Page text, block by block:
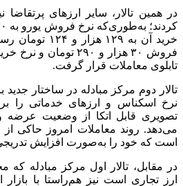
در همین تالار، سایر ارزهای پرتقاضا
خرید آن به ۱۲۹
تابلوی معاملات قرار گرفت.
تالار دوم مرکز مبادله در ساختار
نرخ اسکناس و ارزهای خدماتی را
تصویری قابل اتکا از وضعیت عرضه و
می‌دهد. روند معاملات امروز حاکی از
است که خود را به‌صورت افزایش
در مقابل، تالار اول مرکز مبادله که
ارز تجاری است نیز هم‌راستا با